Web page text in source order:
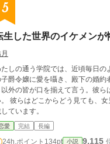
5
生した世界のイケメンが
しの通う学院では、近頃毎日の
爵令嬢に愛を囁き、殿下の婚
外の皆が口を揃えて言う。彼
だった。 2024/10/06 IF追加 小説を読もう！にも掲
ています。
愛 完結 長編
24h.ポイント 134pt 小説 9,115